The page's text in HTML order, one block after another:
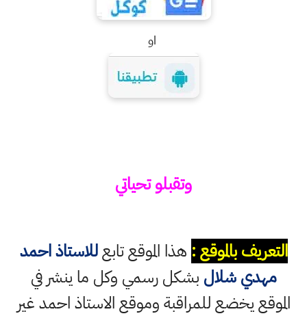
او
وتقبلو تحياتي
التعريف بالموقع : هذا الموقع تابعللاستاذ احمد
مهدي شلال بشكل رسمي وكل ما ينشر في
الموقع يخضع للمراقبة وموقع الاستاذ احمد غير